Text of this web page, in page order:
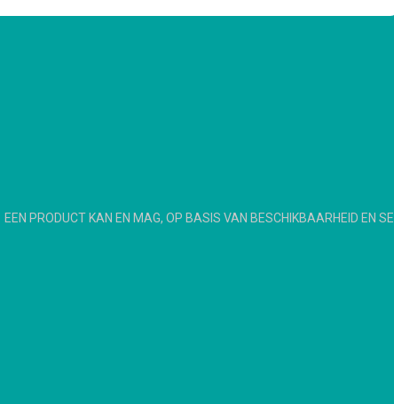
EEN PRODUCT KAN EN MAG, OP BASIS VAN BESCHIKBAARHEID EN